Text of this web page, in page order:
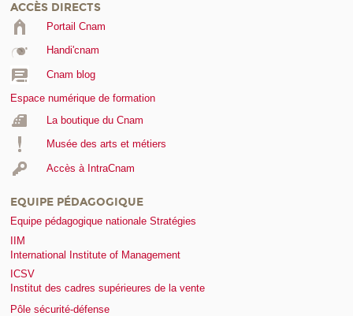
ACCÈS DIRECTS
Portail Cnam
Handi'cnam
Cnam blog
Espace numérique de formation
La boutique du Cnam
Musée des arts et métiers
Accès à IntraCnam
EQUIPE PÉDAGOGIQUE
Equipe pédagogique nationale Stratégies
IIM
International Institute of Management
ICSV
Institut des cadres supérieures de la vente
Pôle sécurité-défense